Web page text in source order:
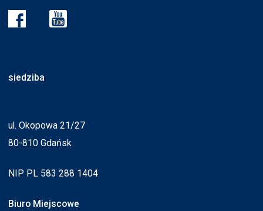
siedziba
ul. Okopowa 21/27
80-810 Gdańsk
NIP PL 583 288 1404
Biuro Miejscowe